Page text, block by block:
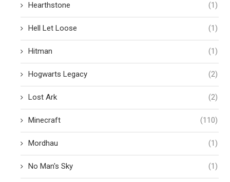
Hearthstone (1)
Hell Let Loose (1)
Hitman (1)
Hogwarts Legacy (2)
Lost Ark (2)
Minecraft (110)
Mordhau (1)
No Man's Sky (1)